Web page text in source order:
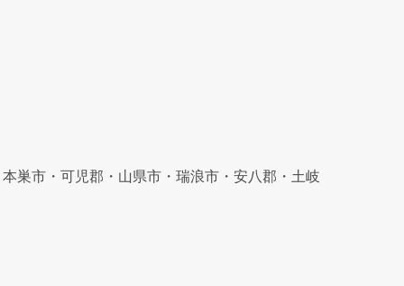
巣市・可児郡・山県市・瑞浪市・安八郡・土岐